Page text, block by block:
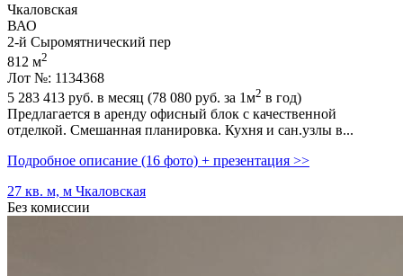
Чкаловская
ВАО
2-й Сыромятнический пер
812 м2
Лот №: 1134368
5 283 413 руб. в месяц (78 080 руб. за 1м2 в год)
Предлагается в аренду офисный блок с качественной
отделкой. Смешанная планировка. Кухня и сан.узлы в...
Подробное описание (16 фото) + презентация >>
27 кв. м, м Чкаловская
Без комиссии